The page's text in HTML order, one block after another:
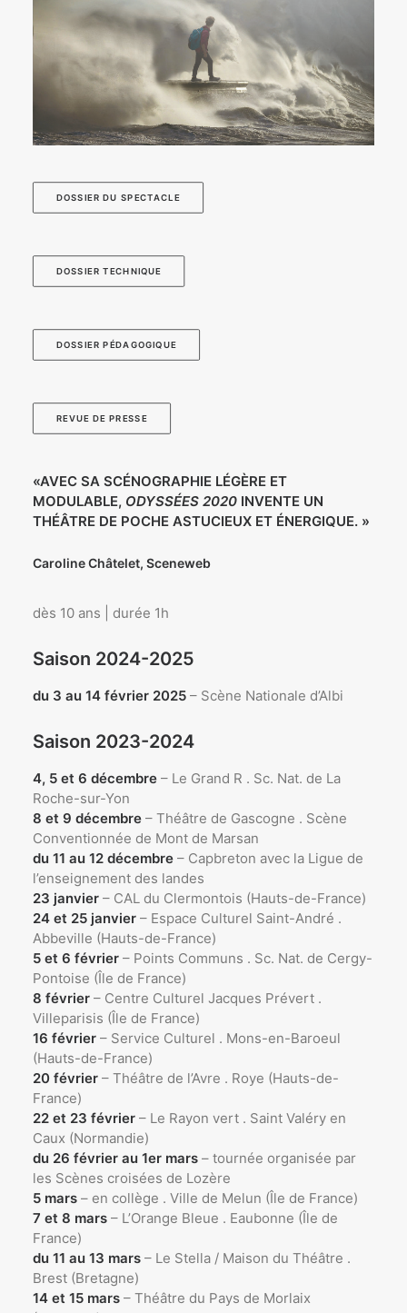
DOSSIER DU SPECTACLE
DOSSIER TECHNIQUE
DOSSIER PÉDAGOGIQUE
REVUE DE PRESSE
«AVEC SA SCÉNOGRAPHIE LÉGÈRE ET
MODULABLE, ODYSSÉES 2020 INVENTE UN
THÉÂTRE DE POCHE ASTUCIEUX ET ÉNERGIQUE. »
Caroline Châtelet, Sceneweb
dès 10 ans | durée 1h
Saison 2024-2025
du 3 au 14 février 2025 – Scène Nationale d’Albi
Saison 2023-2024
4, 5 et 6 décembre – Le Grand R . Sc. Nat. de La
Roche-sur-Yon
8 et 9 décembre – Théâtre de Gascogne . Scène
Conventionnée de Mont de Marsan
du 11 au 12 décembre – Capbreton avec la Ligue de
l’enseignement des landes
23 janvier – CAL du Clermontois (Hauts-de-France)
24 et 25 janvier – Espace Culturel Saint-André .
Abbeville (Hauts-de-France)
5 et 6 février – Points Communs . Sc. Nat. de Cergy-
Pontoise (Île de France)
8 février – Centre Culturel Jacques Prévert .
Villeparisis (Île de France)
16 février – Service Culturel . Mons-en-Baroeul
(Hauts-de-France)
20 février – Théâtre de l’Avre . Roye (Hauts-de-
France)
22 et 23 février – Le Rayon vert . Saint Valéry en
Caux (Normandie)
du 26 février au 1er mars – tournée organisée par
les Scènes croisées de Lozère
5 mars – en collège . Ville de Melun (Île de France)
7 et 8 mars – L’Orange Bleue . Eaubonne (Île de
France)
du 11 au 13 mars – Le Stella / Maison du Théâtre .
Brest (Bretagne)
14 et 15 mars – Théâtre du Pays de Morlaix